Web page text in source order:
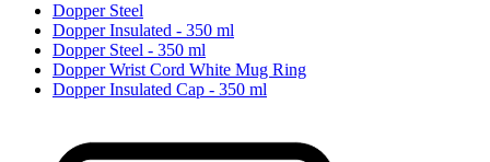
Dopper Steel
Dopper Insulated - 350 ml
Dopper Steel - 350 ml
Dopper Wrist Cord White Mug Ring
Dopper Insulated Cap - 350 ml